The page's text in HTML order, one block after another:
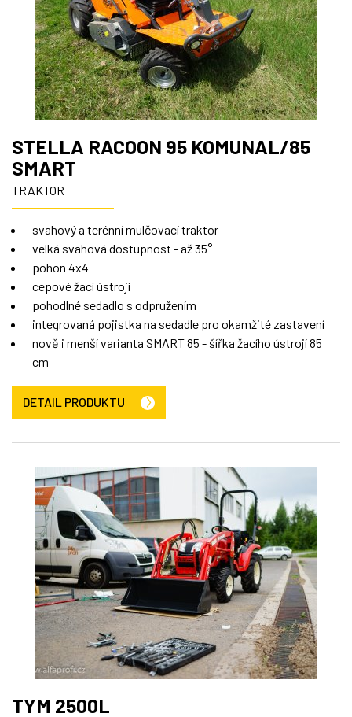
STELLA RACOON 95 KOMUNAL/85
SMART
TRAKTOR
svahový a terénní mulčovací traktor
velká svahová dostupnost - až 35°
pohon 4x4
cepové žací ústrojí
pohodlné sedadlo s odpružením
integrovaná pojistka na sedadle pro okamžité zastavení
nově i menší varianta SMART 85 - šířka žacího ústrojí 85
cm
DETAIL PRODUKTU
TYM 2500L